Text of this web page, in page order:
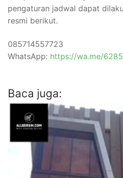
pengaturan jadwal dapat
resmi berikut.
085714557723
WhatsApp: https://wa.me/
Baca juga: